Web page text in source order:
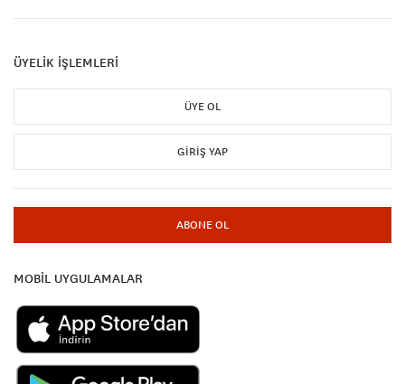
ÜYELİK İŞLEMLERİ
ÜYE OL
GIRIŞ YAP
ABONE OL
MOBİL UYGULAMALAR